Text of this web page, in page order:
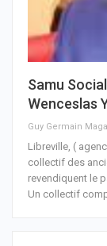
Samu
Wenceslas
Libreville, (
collectif des
revendiquent le
Un collectif